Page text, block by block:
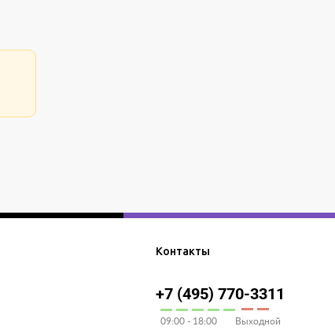
Контакты
+7 (495) 770-3311
09:00 - 18:00 Выходной